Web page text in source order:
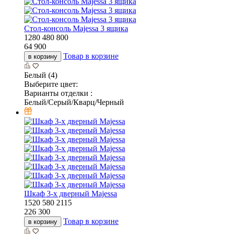
Стол-консоль Majessa 3 ящика
1280 480 800
64 900
в корзину Товар в корзине
Белый (4)
Выберите цвет:
Варианты отделки :
Белый/Серый/Кварц/Черный
Шкаф 3-х дверный Majessa
1520 580 2115
226 300
в корзину Товар в корзине